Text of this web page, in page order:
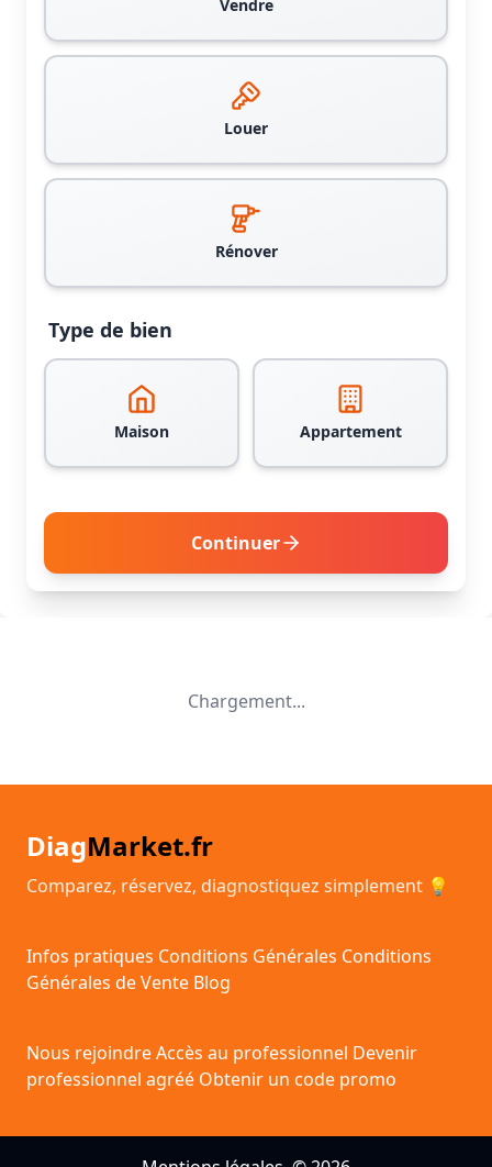
Vendre
Louer
Rénover
Type de bien
Maison Appartement
Continuer
Chargement...
DiagMarket.fr
Comparez, réservez, diagnostiquez simplement 💡
Infos pratiques Conditions Générales Conditions
Générales de Vente Blog
Nous rejoindreAccès au professionnel Devenir
professionnel agréé Obtenir un code promo